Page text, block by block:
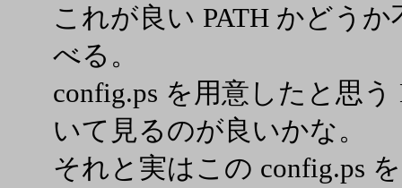
これが良い PATH かどう
べる。
config.ps を用意したと思う
いて見るのが良いかな。
それと実はこの config.ps